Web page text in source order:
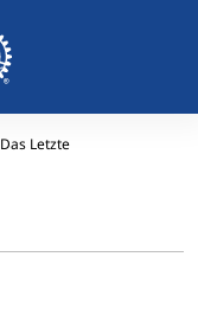
Das Letzte